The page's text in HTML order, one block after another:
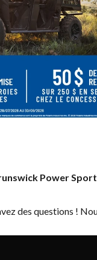
Power
des questions !